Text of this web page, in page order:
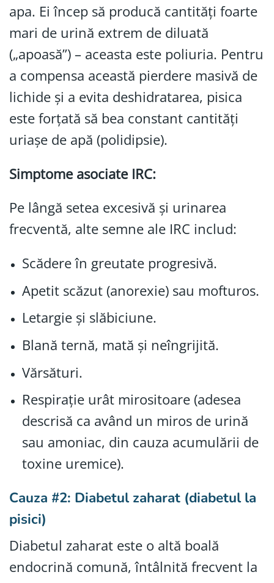
apa. Ei încep să producă cantități foarte
mari de urină extrem de diluată
(„apoasă”) – aceasta este poliuria. Pentru
a compensa această pierdere masivă de
lichide și a evita deshidratarea, pisica
este forțată să bea constant cantități
uriașe de apă (polidipsie).
Simptome asociate IRC:
Pe lângă setea excesivă și urinarea
frecventă, alte semne ale IRC includ:
Scădere în greutate progresivă.
Apetit scăzut (anorexie) sau mofturos.
Letargie și slăbiciune.
Blană ternă, mată și neîngrijită.
Vărsături.
Respirație urât mirositoare (adesea
descrisă ca având un miros de urină
sau amoniac, din cauza acumulării de
toxine uremice).
Cauza #2: Diabetul zaharat (diabetul la
pisici)
Diabetul zaharat este o altă boală
endocrină comună, întâlnită frecvent la